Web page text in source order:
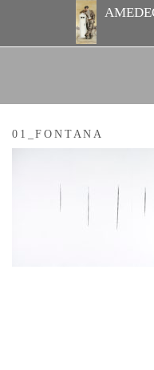
01_FONTANA